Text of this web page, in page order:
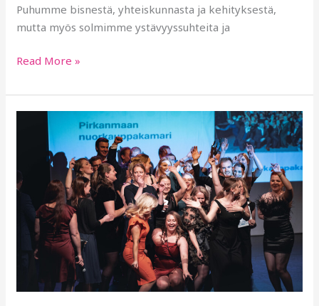
Puhumme bisnestä, yhteiskunnasta ja kehityksestä,
mutta myös solmimme ystävyyssuhteita ja
Read More »
PiNKK:lle
Jäsenet
Yhteistyö
avain
menestykseen